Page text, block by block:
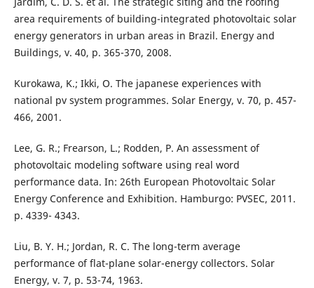
area requirements of building-integrated photovoltaic solar
energy generators in urban areas in Brazil. Energy and
Buildings, v. 40, p. 365-370, 2008.
Kurokawa, K.; Ikki, O. The japanese experiences with
national pv system programmes. Solar Energy, v. 70, p. 457-
466, 2001.
Lee, G. R.; Frearson, L.; Rodden, P. An assessment of
photovoltaic modeling software using real word
performance data. In: 26th European Photovoltaic Solar
Energy Conference and Exhibition. Hamburgo: PVSEC, 2011.
p. 4339- 4343.
Liu, B. Y. H.; Jordan, R. C. The long-term average
performance of flat-plane solar-energy collectors. Solar
Energy, v. 7, p. 53-74, 1963.